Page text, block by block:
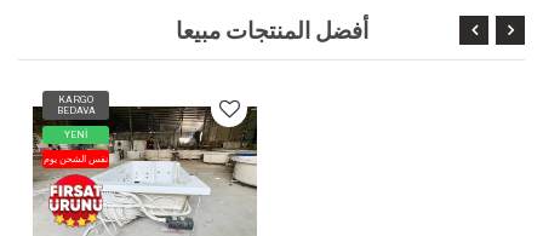
أفضل المنتجات مبيعا
KARGO
BEDAVA
YENİ
نفس الشحن يوم